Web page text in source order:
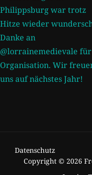
Datenschutz
Copyright © 2026